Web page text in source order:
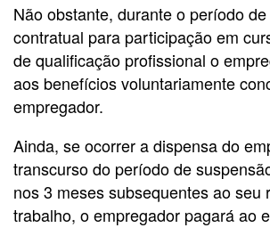
Não obstante, durante o período
contratual para participação em
de qualificação profissional o
aos benefícios voluntariamente
empregador.
Ainda, se ocorrer a dispensa do
transcurso do período de
nos 3 meses subsequentes ao seu
trabalho, o empregador pagará ao